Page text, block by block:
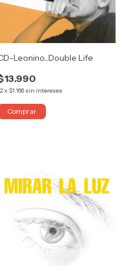
Leonino...Double Life
x $1.166 sin intereses